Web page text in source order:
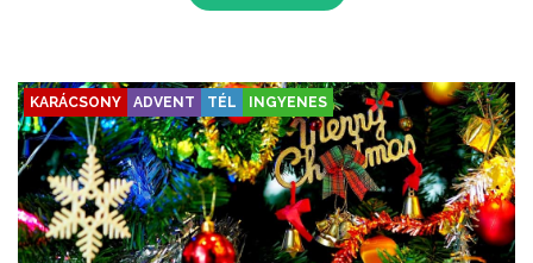
KARÁCSONY ADVENT TÉL INGYENES